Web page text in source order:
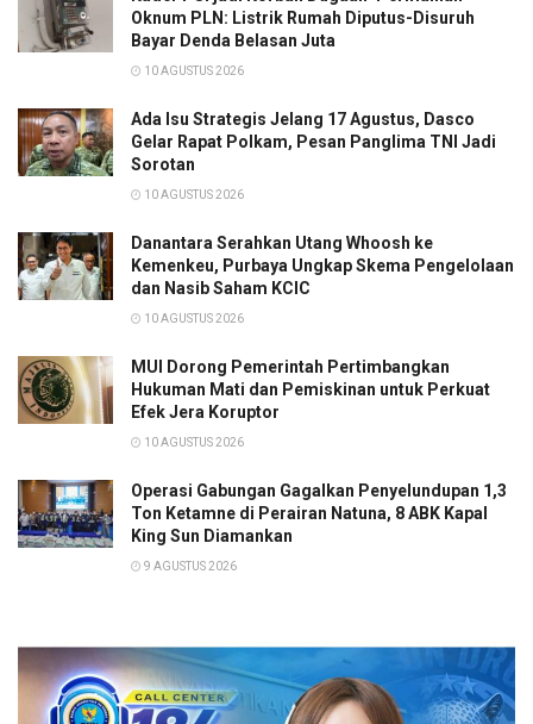
Oknum PLN: Listrik Rumah Diputus-Disuruh
Bayar Denda Belasan Juta
10 AGUSTUS 2026
Ada Isu Strategis Jelang 17 Agustus, Dasco
Gelar Rapat Polkam, Pesan Panglima TNI Jadi
Sorotan
10 AGUSTUS 2026
Danantara Serahkan Utang Whoosh ke
Kemenkeu, Purbaya Ungkap Skema Pengelolaan
dan Nasib Saham KCIC
10 AGUSTUS 2026
MUI Dorong Pemerintah Pertimbangkan
Hukuman Mati dan Pemiskinan untuk Perkuat
Efek Jera Koruptor
10 AGUSTUS 2026
Operasi Gabungan Gagalkan Penyelundupan 1,3
Ton Ketamne di Perairan Natuna, 8 ABK Kapal
King Sun Diamankan
9 AGUSTUS 2026